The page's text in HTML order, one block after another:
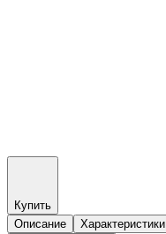
Купить
Описание
Характеристики